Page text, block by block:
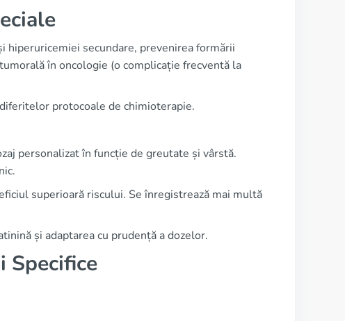
secundare, prevenirea formării
în oncologie (o complicație frecventă la
protocoale de chimioterapie.
personalizat în funcție de greutate și vârstă.
superioară riscului. Se înregistrează mai multă
și adaptarea cu prudență a dozelor.
Specifice